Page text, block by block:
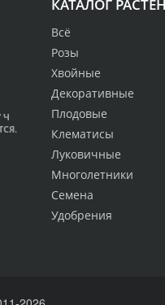
КАТАЛОГ
Всё
Розы
Хвойные
Декоративные
Плодовые
Клематисы
Луковичные
Многолетники
Семена
Удобрения
Ч